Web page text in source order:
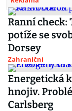
Ranní check:
potíže se
Dorsey
Zahraniční
Energetická
hnojiv.
Carlsberg